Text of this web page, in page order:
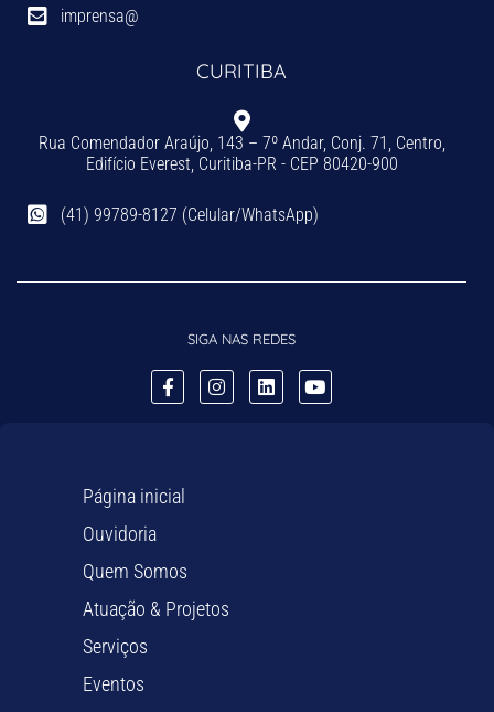
imprensa@
CURITIBA
Rua Comendador Araújo, 143 – 7º Andar, Conj. 71, Centro,
Edifício Everest, Curitiba-PR - CEP 80420-900
(41) 99789-8127 (Celular/WhatsApp)
SIGA NAS REDES
Página inicial
Ouvidoria
Quem Somos
Atuação & Projetos
Serviços
Eventos